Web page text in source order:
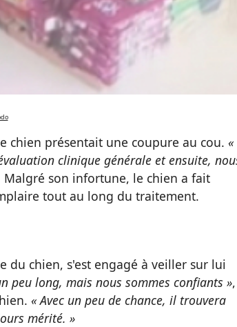
chien présentait une coupure au cou. «
clinique générale et ensuite,
Malgré son infortune, le chien a fait
tout au long du traitement.
du chien, s'est engagé à veiller sur lui
peu long, mais nous sommes confiants »
« Avec un peu de chance, il trouvera
mérité. »